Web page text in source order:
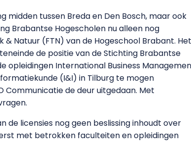
midden tussen Breda en Den Bosch, maar ook
Brabantse Hogescholen nu alleen nog
Natuur (FTN) van de Hogeschool Brabant. Het
de positie van de Stichting Brabantse
opleidingen International Business
(I&I) in Tilburg te mogen
Communicatie de deur uitgedaan. Met
licensies nog geen beslissing inhoudt over
met betrokken faculteiten en opleidingen